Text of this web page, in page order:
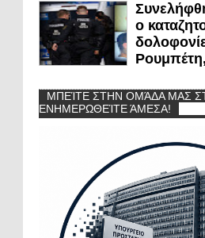
ο
ΜΠΕΊΤΕ ΣΤΗΝ ΟΜΆΔΑ ΜΑΣ
ΕΝΗΜΕΡΩΘΕΊΤΕ ΆΜΕΣΑ!